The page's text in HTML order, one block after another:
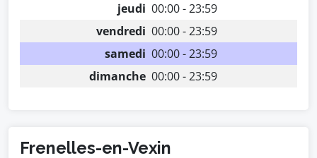
jeudi 00:00 - 23:59
vendredi 00:00 - 23:59
samedi 00:00 - 23:59
dimanche 00:00 - 23:59
Frenelles-en-Vexin